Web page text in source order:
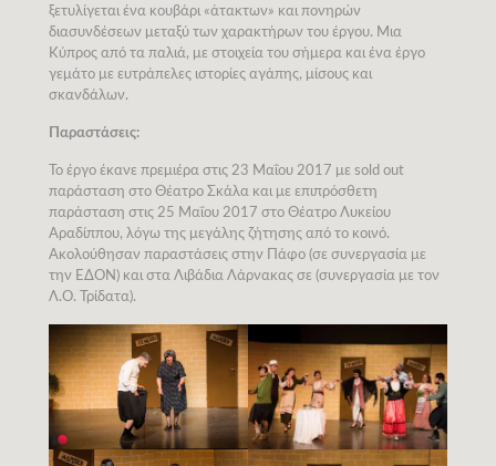
ξετυλίγεται ένα κουβάρι «άτακτων» και πονηρών
διασυνδέσεων μεταξύ των χαρακτήρων του έργου. Μια
Κύπρος από τα παλιά, με στοιχεία του σήμερα και ένα έργο
γεμάτο με ευτράπελες ιστορίες αγάπης, μίσους και
σκανδάλων.
Παραστάσεις:
Το έργο έκανε πρεμιέρα στις 23 Μαΐου 2017 με sold out
παράσταση στο Θέατρο Σκάλα και με επιπρόσθετη
παράσταση στις 25 Μαΐου 2017 στο Θέατρο Λυκείου
Αραδίππου, λόγω της μεγάλης ζήτησης από το κοινό.
Ακολούθησαν παραστάσεις στην Πάφο (σε συνεργασία με
την ΕΔΟΝ) και στα Λιβάδια Λάρνακας σε (συνεργασία με τον
Λ.Ο. Τρίδατα).